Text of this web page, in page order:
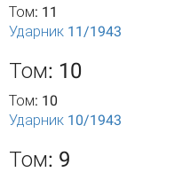
Том: 11
Ударник 11/1943
Том: 10
Том: 10
Ударник 10/1943
Том: 9